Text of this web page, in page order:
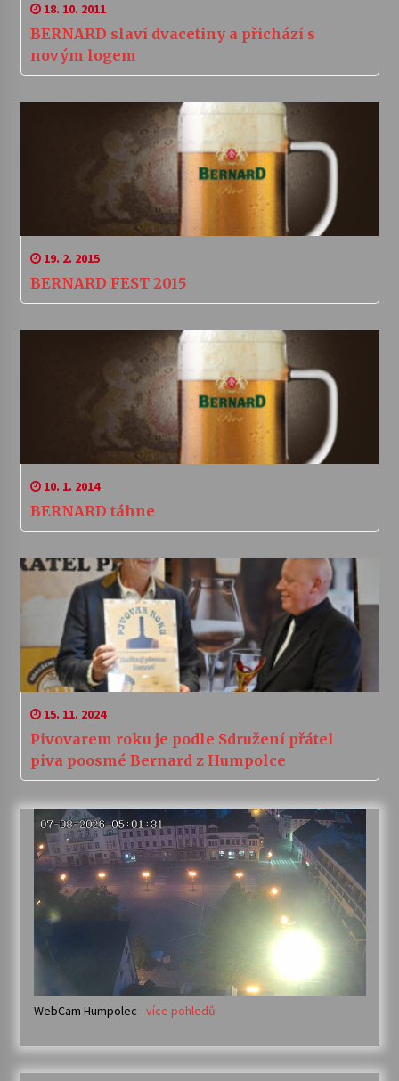
18. 10. 2011
BERNARD slaví dvacetiny a přichází s
novým logem
19. 2. 2015
BERNARD FEST 2015
10. 1. 2014
BERNARD táhne
15. 11. 2024
Pivovarem roku je podle Sdružení přátel
piva poosmé Bernard z Humpolce
WebCam Humpolec -více pohledů